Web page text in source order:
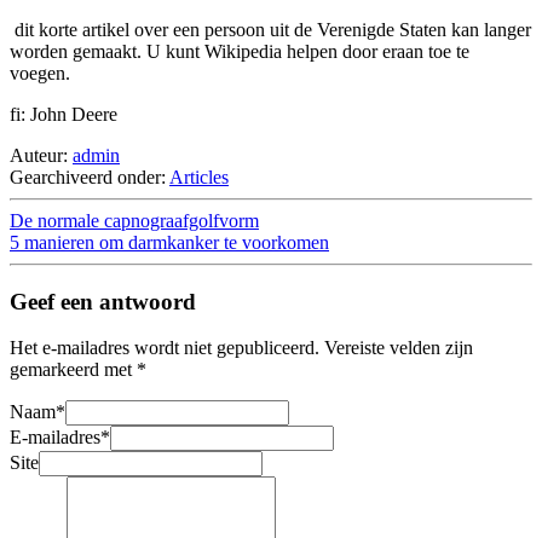
dit korte artikel over een persoon uit de Verenigde Staten kan langer
worden gemaakt. U kunt Wikipedia helpen door eraan toe te
voegen.
fi: John Deere
Auteur: admin
Gearchiveerd onder: Articles
De normale capnograafgolfvorm
5 manieren om darmkanker te voorkomen
Geef een antwoord
Het e-mailadres wordt niet gepubliceerd. Vereiste velden zijn
gemarkeerd met *
Naam*
E-mailadres*
Site